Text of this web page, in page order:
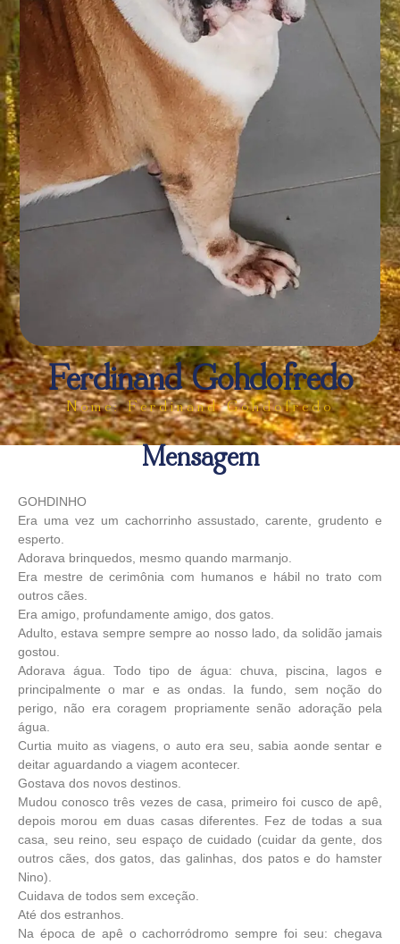
Ferdinand Gohdofredo
Nome: Ferdinand Gohdofredo
Mensagem
GOHDINHO
Era uma vez um cachorrinho assustado, carente, grudento e
esperto.
Adorava brinquedos, mesmo quando marmanjo.
Era mestre de cerimônia com humanos e hábil no trato com
outros cães.
Era amigo, profundamente amigo, dos gatos.
Adulto, estava sempre sempre ao nosso lado, da solidão jamais
gostou.
Adorava água. Todo tipo de água: chuva, piscina, lagos e
principalmente o mar e as ondas. Ia fundo, sem noção do
perigo, não era coragem propriamente senão adoração pela
água.
Curtia muito as viagens, o auto era seu, sabia aonde sentar e
deitar aguardando a viagem acontecer.
Gostava dos novos destinos.
Mudou conosco três vezes de casa, primeiro foi cusco de apê,
depois morou em duas casas diferentes. Fez de todas a sua
casa, seu reino, seu espaço de cuidado (cuidar da gente, dos
outros cães, dos gatos, das galinhas, dos patos e do hamster
Nino).
Cuidava de todos sem exceção.
Até dos estranhos.
Na época de apê o cachorródromo sempre foi seu: chegava